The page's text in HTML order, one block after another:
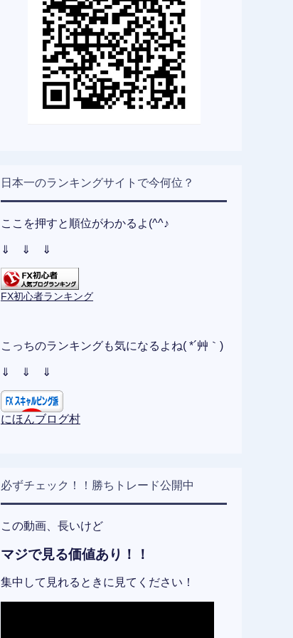
日本一のランキングサイトで今何位？
ここを押すと順位がわかるよ(^^♪
⇓ ⇓ ⇓
FX初心者ランキング
こっちのランキングも気になるよね( *´艸｀)
⇓ ⇓ ⇓
にほんブログ村
必ずチェック！！勝ちトレード公開中
この動画、長いけど
マジで見る価値あり！！
集中して見れるときに見てください！